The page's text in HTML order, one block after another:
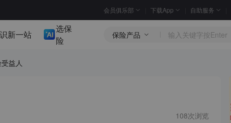
会员俱乐部 下载App 自助服务
新一站
选保
险
保险产品
益人
108次浏览